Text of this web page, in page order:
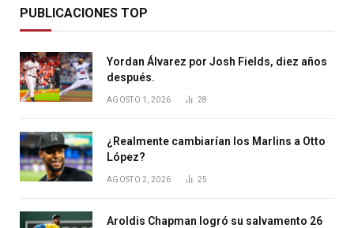
PUBLICACIONES TOP
Yordan Álvarez por Josh Fields, diez años
después.
AGOSTO 1, 2026 28
¿Realmente cambiarían los Marlins a Otto
López?
AGOSTO 2, 2026 25
Aroldis Chapman logró su salvamento 26